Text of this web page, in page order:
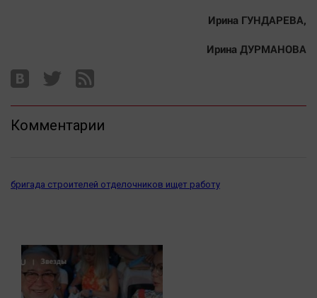
Ирина ГУНДАРЕВА,
Ирина ДУРМАНОВА
Комментарии
бригада строителей отделочников ищет работу